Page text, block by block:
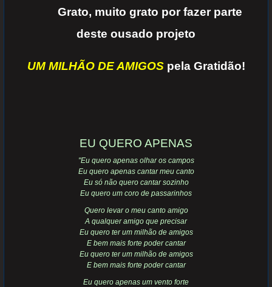
Grato, muito grato por fazer parte
deste ousado projeto
UM MILHÃO DE AMIGOSpela Gratidão!
EU QUERO APENAS
"Eu quero apenas olhar os campos
Eu quero apenas cantar meu canto
Eu só não quero cantar sozinho
Eu quero um coro de passarinhos
Quero levar o meu canto amigo
A qualquer amigo que precisar
Eu quero ter um milhão de amigos
E bem mais forte poder cantar
Eu quero ter um milhão de amigos
E bem mais forte poder cantar
Eu quero apenas um vento forte